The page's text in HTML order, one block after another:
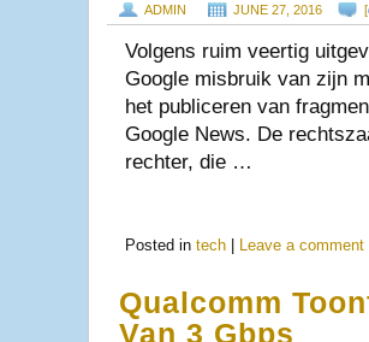
ADMIN JUNE 27, 2016 [
Volgens ruim veertig
Google misbruik van zijn
het publiceren van
Google News. De
rechter, die …
Posted in tech Leave a comment
Qualcomm
Van 3 Gbps